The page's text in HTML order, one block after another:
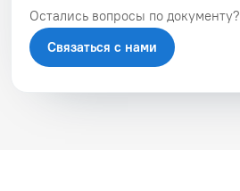
Остались вопросы по документу?
Связаться с нами